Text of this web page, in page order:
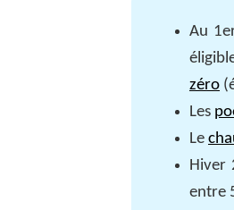
Au
zéro
Les
Le
Hiver
entre